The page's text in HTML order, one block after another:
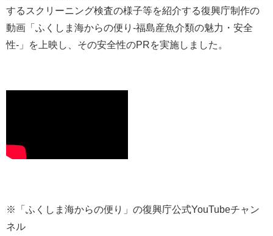
するスクリーニング検査の様子等を紹介する復興庁制作の
動画「ふくしま海からの便り-福島産魚介類の魅力・安全
性-」を上映し、その安全性のPRを実施しました。
※「ふくしま海からの便り」の復興庁公式YouTubeチャン
ネル